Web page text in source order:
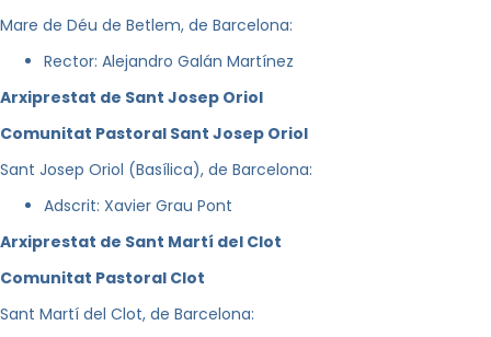
Mare de Déu de Betlem, de Barcelona:
Rector: Alejandro Galán Martínez
Arxiprestat de Sant Josep Oriol
Comunitat Pastoral Sant Josep Oriol
Sant Josep Oriol (Basílica), de Barcelona:
Adscrit: Xavier Grau Pont
Arxiprestat de Sant Martí del Clot
Comunitat Pastoral Clot
Sant Martí del Clot, de Barcelona: